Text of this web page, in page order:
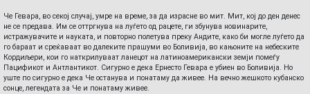
Че Гевара, во секој случај, умре на време, за да израсне во мит. Мит, кој до ден денес
не се предава. Им се оттргнува на луѓето од рацете, ги збунува новинарите,
истражувачите и науката, и повторно полетува преку Андите, како би могле луѓето да
го бараат и среќаваат во далеките прашуми во Боливија, во кањоните на небеските
Кордиљери, кои го наткрилуваат ланецот на латиноамерикански земји помеѓу
Пацификот и Антлантикот. Сигурно е дека Ернесто Гевара е убиен во Боливија. Но
уште по сигурно е дека Че останува и понатаму да живее. На вечно жешкото кубанско
сонце, легендата за Че и понатаму живее.